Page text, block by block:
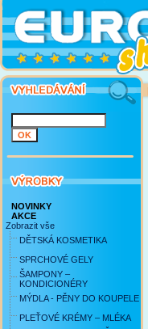
NOVINKY
AKCE
Zobrazit vše
DĚTSKÁ KOSMETIKA
SPRCHOVÉ GELY
ŠAMPONY –
KONDICIONÉRY
MÝDLA - PĚNY DO KOUPELE
PLEŤOVÉ KRÉMY – MLÉKA